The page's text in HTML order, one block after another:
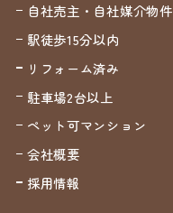
自社売主・自社媒介物件
駅徒歩15分以内
リフォーム済み
駐車場2台以上
ペット可マンション
会社概要
採用情報